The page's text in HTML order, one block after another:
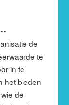
de
te
in te
het bieden
de